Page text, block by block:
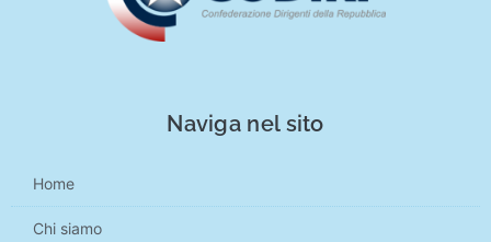
Naviga nel sito
Home
Chi siamo